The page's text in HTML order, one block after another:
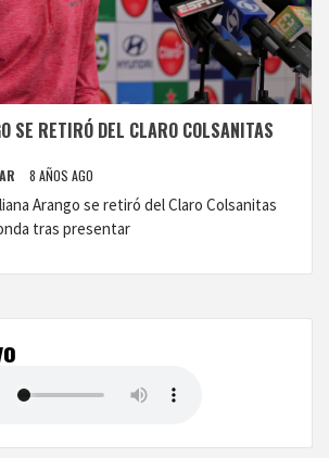
SE RETIRÓ DEL CLARO COLSANITAS
8 AÑOS AGO
Arango se retiró del Claro Colsanitas
tras presentar